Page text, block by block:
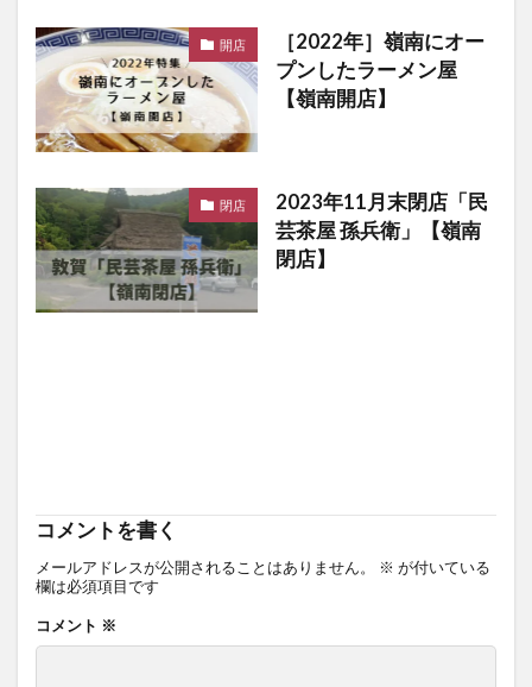
開店
［2022年］嶺南にオー
プンしたラーメン屋
【嶺南開店】
閉店
2023年11月末閉店「民
芸茶屋 孫兵衛」【嶺南
閉店】
コメントを書く
メールアドレスが公開されることはありません。 ※ が付いている
欄は必須項目です
コメント ※